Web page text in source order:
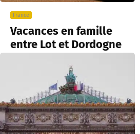
France
Vacances en famille
entre Lot et Dordogne